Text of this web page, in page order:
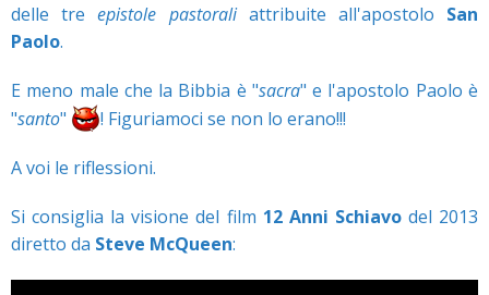
delle treepistole pastoraliattribuite all'apostolo San
Paolo.
E meno male che la Bibbia è "sacra" e l'apostolo Paolo è
"santo" ! Figuriamoci se non lo erano!!!
A voi le riflessioni.
Si consiglia la visione del film 12 Anni Schiavodel 2013
diretto da Steve McQueen: